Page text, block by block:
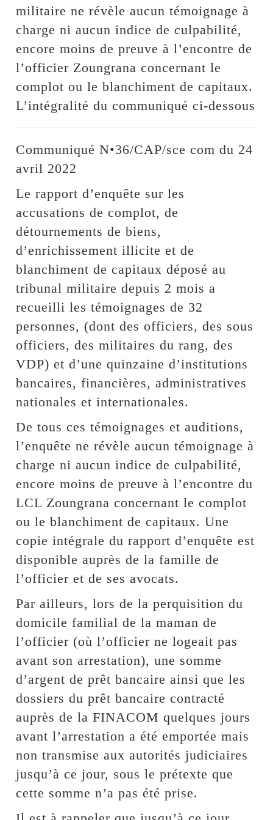
militaire ne révèle aucun témoignage à
charge ni aucun indice de culpabilité,
encore moins de preuve à l’encontre de
l’officier Zoungrana concernant le
complot ou le blanchiment de capitaux.
L’intégralité du communiqué ci-dessous
Communiqué N•36/CAP/sce com du 24
avril 2022
Le rapport d’enquête sur les
accusations de complot, de
détournements de biens,
d’enrichissement illicite et de
blanchiment de capitaux déposé au
tribunal militaire depuis 2 mois a
recueilli les témoignages de 32
personnes, (dont des officiers, des sous
officiers, des militaires du rang, des
VDP) et d’une quinzaine d’institutions
bancaires, financières, administratives
nationales et internationales.
De tous ces témoignages et auditions,
l’enquête ne révèle aucun témoignage à
charge ni aucun indice de culpabilité,
encore moins de preuve à l’encontre du
LCL Zoungrana concernant le complot
ou le blanchiment de capitaux. Une
copie intégrale du rapport d’enquête est
disponible auprès de la famille de
l’officier et de ses avocats.
Par ailleurs, lors de la perquisition du
domicile familial de la maman de
l’officier (où l’officier ne logeait pas
avant son arrestation), une somme
d’argent de prêt bancaire ainsi que les
dossiers du prêt bancaire contracté
auprès de la FINACOM quelques jours
avant l’arrestation a été emportée mais
non transmise aux autorités judiciaires
jusqu’à ce jour, sous le prétexte que
cette somme n’a pas été prise.